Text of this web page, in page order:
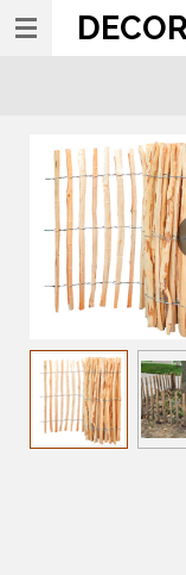
Ir